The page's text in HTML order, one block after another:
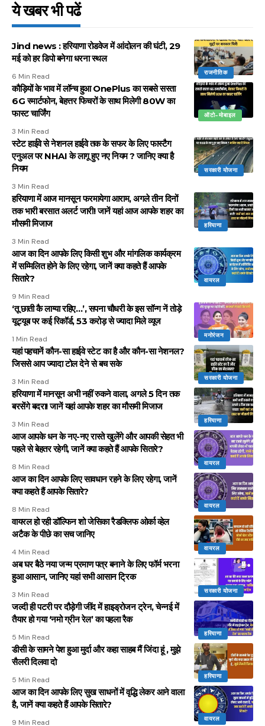
ये खबर भी पढें
राजनीतिक
Jind news : हरियाणा रोडवेज में आंदोलन की घंटी, 29
मई को हर डिपो बनेगा धरना स्थल
6 Min Read
ऑटो-मोबाइल
कौड़ियों के भाव में लॉन्च हुआ OnePlus का सबसे सस्ता
6G स्मार्टफोन, बेहत्तर फिचरों के साथ मिलेगी 80W का
फास्ट चार्जिंग
3 Min Read
सरकारी योजना
स्टेट हाईवे से नेशनल हाईवे तक के सफर के लिए फास्टैग
एनुअल पर NHAI के लागू हुए नए नियम ? जानिए क्या है
नियम
3 Min Read
हरियाणा
हरियाणा में आज मानसून फरमायेगा आराम, अगले तीन दिनों
तक भारी बरसात अलर्ट जारी! जानें यहां आज आपके शहर का
मौसमी मिजाज
3 Min Read
वायरल
आज का दिन आपके लिए किसी शुभ और मांगलिक कार्यक्रम
में सम्मिलित होने के लिए रहेगा, जानें क्या कहते हैं आपके
सितारे?
9 Min Read
मनोरंजन
‘तू छाती कै लाग्या रहिए…’, सपना चौधरी के इस सॉन्ग नें तोड़े
यूट्यूब पर कई रिकॉर्ड, 53 करोड़ से ज्यादा मिले व्यूज
1 Min Read
सरकारी योजना
यहां पहचानें कौन-सा हाईवे स्टेट का है और कौन-सा नेशनल?
जिससे आप ज्यादा टोल देने से बच सके
3 Min Read
हरियाणा
हरियाणा में मानसून अभी नहीं रुकने वाला, अगले 5 दिन तक
बरसेंगे बदरा! जानें यहां आपके शहर का मौसमी मिजाज
3 Min Read
वायरल
आज आपके धन के नए-नए रास्ते खुलेंगे और आपकी सेहत भी
पहले से बेहतर रहेगी, जानें क्या कहते हैं आपके सितारे?
8 Min Read
वायरल
आज का दिन आपके लिए सावधान रहने के लिए रहेगा, जानें
क्या कहते हैं आपके सितारे?
8 Min Read
वायरल
वायरल हो रही डॉल्फिन शो जेसिका रैडक्लिफ ओर्का व्हेल
अटैक के पीछे का सच जानिए
4 Min Read
सरकारी योजना
अब घर बैठे नया जन्म प्रमाण पत्र बनाने के लिए फॉर्म भरना
हुआ आसान, जानिए यहां सभी आसान ट्रिक
3 Min Read
हरियाणा
जल्दी ही पटरी पर दौड़ेगी जींद में हाइड्रोजन ट्रेन, चेन्नई में
तैयार हो गया ‘नमो ग्रीन रेल’ का पहला रैक
5 Min Read
हरियाणा
डीसी के सामने पेश हुआ मुर्दा और कहा साहब मैं जिंदा हूं , मुझे
सैलरी दिलवा दो
5 Min Read
वायरल
आज का दिन आपके लिए सुख साधनों में वृद्धि लेकर आने वाला
है, जानें क्या कहते हैं आपके सितारे?
9 Min Read